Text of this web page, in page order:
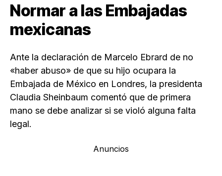
Normar a las Embajadas
mexicanas
Ante la declaración de Marcelo Ebrard de no
«haber abuso» de que su hijo ocupara la
Embajada de México en Londres, la presidenta
Claudia Sheinbaum comentó que de primera
mano se debe analizar si se violó alguna falta
legal.
Anuncios